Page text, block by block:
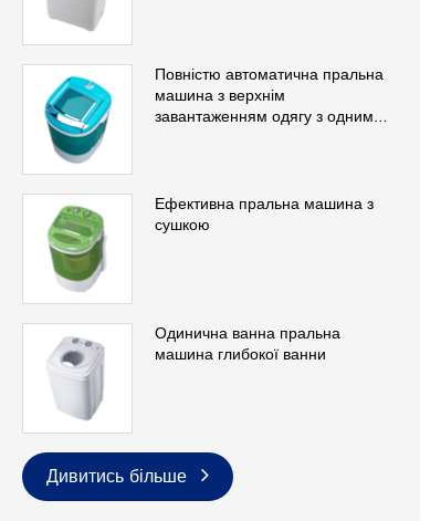
Повністю автоматична пральна
машина з верхнім
завантаженням одягу з одним
Ефективна пральна машина з
сушкою
Одинична ванна пральна
машина глибокої ванни
Дивитись більше